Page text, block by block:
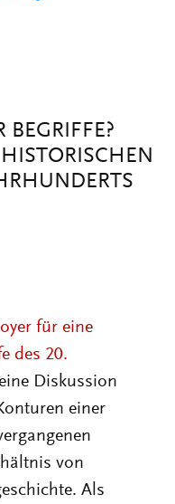
BEGRIFFE?
für eine
des 20.
Diskussion
einer
von
Als